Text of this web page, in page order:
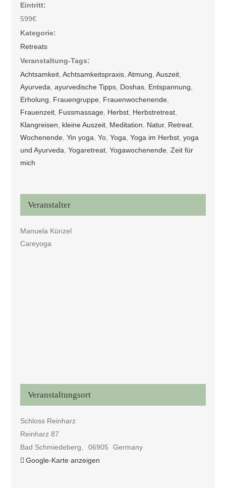
Eintritt:
599€
Kategorie:
Retreats
Veranstaltung-Tags:
Achtsamkeit ,Achtsamkeitspraxis ,Atmung ,Auszeit
Ayurveda ,ayurvedische Tipps Doshas Entspannung
Erholung
Frauengruppe Frauenwochenende
Frauenzeit Fussmassage Herbst Herbstretreat
Klangreisen
kleine Auszeit Meditation Natur, Retreat
Wochenende ,Yin yoga ,Yo ,Yoga ,Yoga im Herbst ,yoga
und Ayurveda ,Yogaretreat ,Yogawochenende ,Zeit für
mich
Veranstalter
Manuela Künzel
Careyoga
Veranstaltungsort
Schloss Reinharz
Reinharz 87
Bad Schmiedeberg
06905
Germany
Google-Karte anzeigen